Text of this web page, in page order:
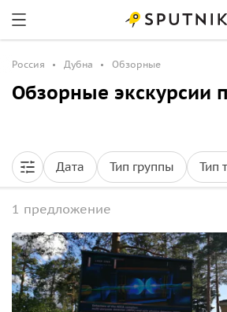
Россия Дубна Обзорные
Обзорные экскурсии
Дата Тип группы Тип
1 предложение